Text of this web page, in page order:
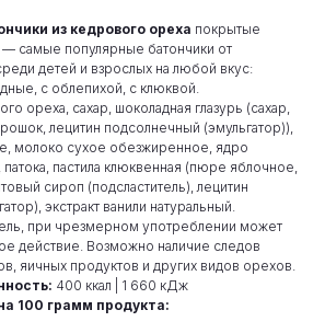
из кедрового ореха покрытые
самые популярные батончики от
детей и взрослых на любой вкус:
с облепихой, с клюквой.
ореха, сахар, шоколадная глазурь (сахар,
лецитин подсолнечный (эмульгатор)),
молоко сухое обезжиренное, ядро
пастила клюквенная (пюре яблочное,
сироп (подсластитель), лецитин
экстракт ванили натуральный.
при чрезмерном употреблении может
действие. Возможно наличие следов
яичных продуктов и других видов орехов.
400 ккал | 1 660 кДж
100 грамм продукта: